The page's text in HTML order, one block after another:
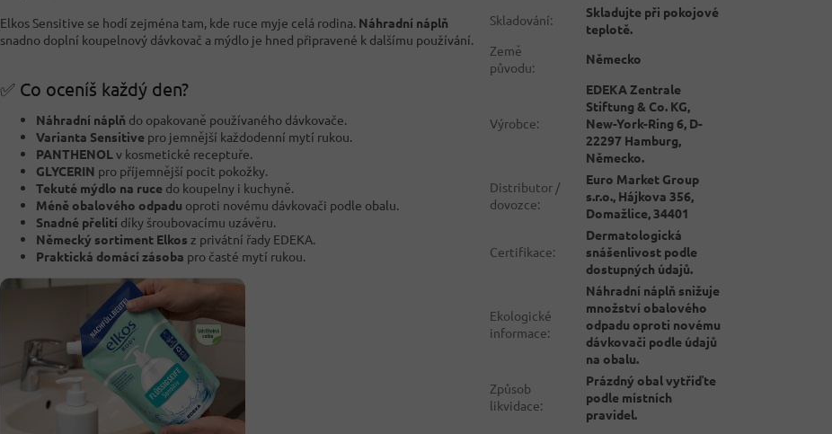
Elkos Sensitive se hodí zejména tam, kde ruce myje celá rodina. Náhradní náplň
snadno doplní koupelnový dávkovač a mýdlo je hned připravené k dalšímu používání.
✅ Co oceníš každý den?
Náhradní náplň do opakovaně používaného dávkovače.
Varianta Sensitive pro jemnější každodenní mytí rukou.
PANTHENOLv kosmetické receptuře.
GLYCERIN pro příjemnější pocit pokožky.
Tekuté mýdlo na ruce do koupelny i kuchyně.
Méně obalového odpadu oproti novému dávkovači podle obalu.
Snadné přelití díky šroubovacímu uzávěru.
Německý sortiment Elkos z privátní řady EDEKA.
Praktická domácí zásoba pro časté mytí rukou.
Skladování:
Skladujte při pokojové
teplotě.
Země
původu:
Německo
Výrobce:
EDEKA Zentrale
Stiftung & Co. KG,
New-York-Ring 6, D-
22297 Hamburg,
Německo.
Distributor /
dovozce:
Euro Market Group
s.r.o., Hájkova 356,
Domažlice, 34401
Certifikace:
Dermatologická
snášenlivost podle
dostupných údajů.
Ekologické
informace:
Náhradní náplň snižuje
množství obalového
odpadu oproti novému
dávkovači podle údajů
na obalu.
Způsob
likvidace:
Prázdný obal vytřiďte
podle místních
pravidel.